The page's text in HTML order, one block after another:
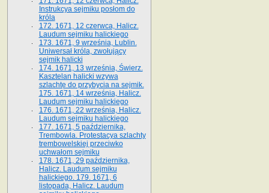
Instrukcya sejmiku posłom do
króla
172. 1671, 12 czerwca, Halicz.
Laudum sejmiku halickiego
173. 1671, 9 września, Lublin.
Uniwersał króla, zwołujący
sejmik halicki
174. 1671, 13 września, Świerz.
Kasztelan halicki wzywa
szlachtę do przybycia na sejmik.
175. 1671, 14 września, Halicz.
Laudum sejmiku halickiego
176. 1671, 22 września, Halicz.
Laudum sejmiku halickiego
177. 1671, 5 października,
Trembowla. Protestacya szlachty
trembowelskiej przeciwko
uchwałom sejmiku
178. 1671, 29 października,
Halicz. Laudum sejmiku
halickiego. 179. 1671, 6
listopada, Halicz. Laudum